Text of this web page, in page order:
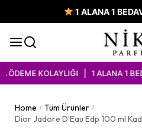
1 ALANA 1
KOLAYLIĞI | 1 ALANA 1
Home / Tüm Ürünler /
Dior Jadore D’Eau Edp 100 ml